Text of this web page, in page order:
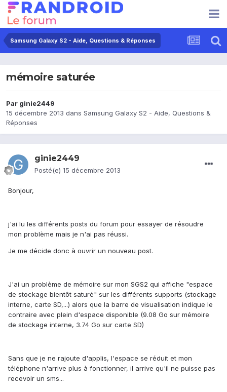
Samsung Galaxy S2 - Aide, Questions & Réponses
mémoire saturée
Par ginie2449
15 décembre 2013 dans Samsung Galaxy S2 - Aide, Questions &
Réponses
ginie2449
Posté(e) 15 décembre 2013
Bonjour,
j'ai lu les différents posts du forum pour essayer de résoudre
mon problème mais je n'ai pas réussi.
Je me décide donc à ouvrir un nouveau post.
J'ai un problème de mémoire sur mon SGS2 qui affiche "espace
de stockage bientôt saturé" sur les différents supports (stockage
interne, carte SD,...) alors que la barre de visualisation indique le
contraire avec plein d'espace disponible (9.08 Go sur mémoire
de stockage interne, 3.74 Go sur carte SD)
Sans que je ne rajoute d'applis, l'espace se réduit et mon
téléphone n'arrive plus à fonctionner, il arrive qu'il ne puisse pas
recevoir un sms...